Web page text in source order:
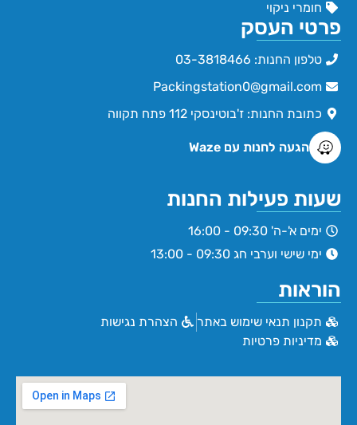
חומרי ניקוי
פרטי העסק
טלפון החנות: 03-3818466
Packingstation0@gmail.com
כתובת החנות: ז'בוטינסקי 112 פתח תקווה
הגעה לחנות עם Waze
שעות פעילות החנות
ימים א'-ה' 09:30 - 16:00
ימי שישי וערבי חג 09:30 - 13:00
הוראות
תקנון תנאי שימוש באתר
הצהרת נגישות
מדיניות פרטיות